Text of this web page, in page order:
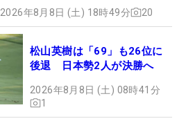
2026年8月8日 (土) 18時49分 20
松山英樹は「69」も26位に
後退 日本勢2人が決勝へ
2026年8月8日 (土) 08時41分
1